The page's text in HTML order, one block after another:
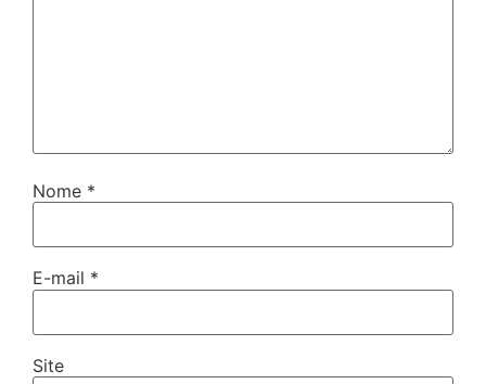
Nome *
E-mail *
Site